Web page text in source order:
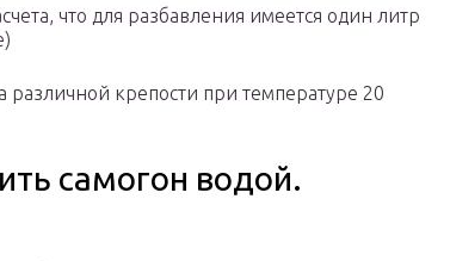
что для разбавления имеется один литр
крепости при температуре 20
самогон водой.